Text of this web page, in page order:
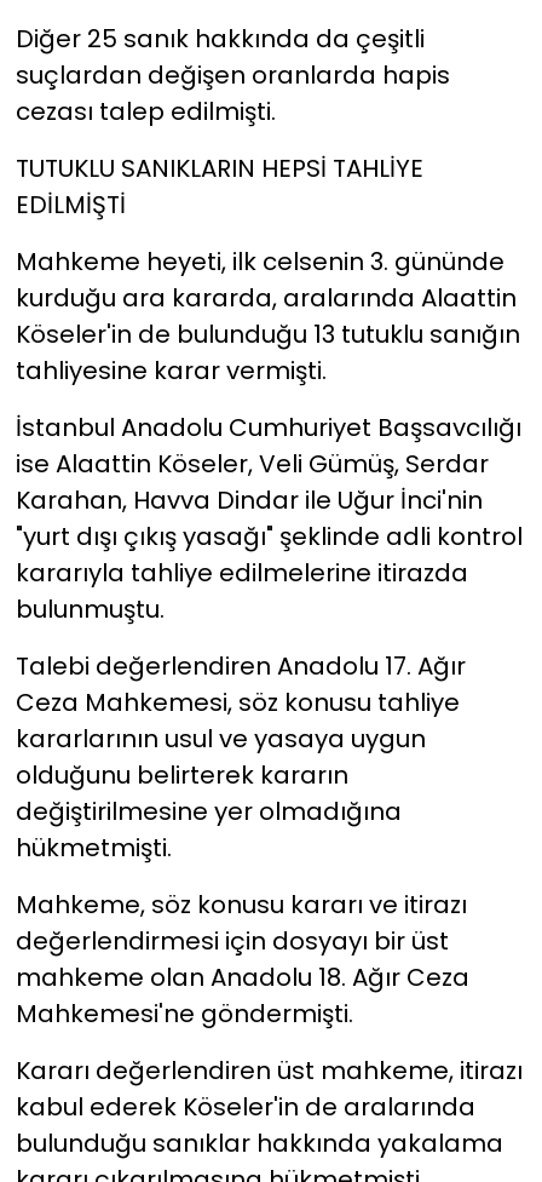
Diğer 25 sanık hakkında da çeşitli
suçlardan değişen oranlarda hapis
cezası talep edilmişti.
TUTUKLU SANIKLARIN HEPSİ TAHLİYE
EDİLMİŞTİ
Mahkeme heyeti, ilk celsenin 3. gününde
kurduğu ara kararda, aralarında Alaattin
Köseler'in de bulunduğu 13 tutuklu sanığın
tahliyesine karar vermişti.
İstanbul Anadolu Cumhuriyet Başsavcılığı
ise Alaattin Köseler, Veli Gümüş, Serdar
Karahan, Havva Dindar ile Uğur İnci'nin
"yurt dışı çıkış yasağı" şeklinde adli kontrol
kararıyla tahliye edilmelerine itirazda
bulunmuştu.
Talebi değerlendiren Anadolu 17. Ağır
Ceza Mahkemesi, söz konusu tahliye
kararlarının usul ve yasaya uygun
olduğunu belirterek kararın
değiştirilmesine yer olmadığına
hükmetmişti.
Mahkeme, söz konusu kararı ve itirazı
değerlendirmesi için dosyayı bir üst
mahkeme olan Anadolu 18. Ağır Ceza
Mahkemesi'ne göndermişti.
Kararı değerlendiren üst mahkeme, itirazı
kabul ederek Köseler'in de aralarında
bulunduğu sanıklar hakkında yakalama